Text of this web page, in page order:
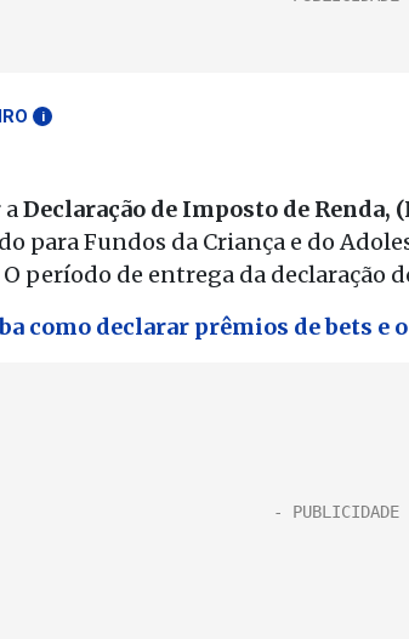
i
aDeclaração de Imposto de Renda,
para Fundos da Criança e do
O período de entrega da declaração
como declarar prêmios de bets e